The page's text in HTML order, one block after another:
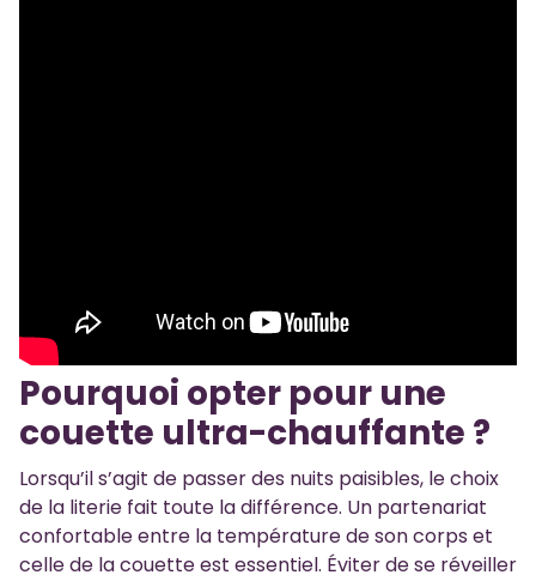
Pourquoi opter pour une
couette ultra-chauffante ?
Lorsqu’il s’agit de passer des nuits paisibles, le choix
de la literie fait toute la différence. Un partenariat
confortable entre la température de son corps et
celle de la couette est essentiel. Éviter de se réveiller